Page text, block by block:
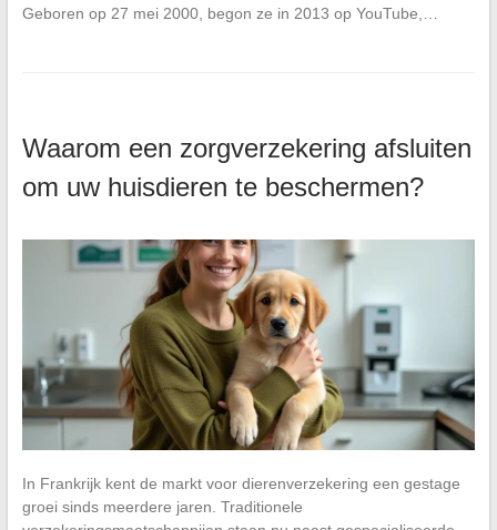
Geboren op 27 mei 2000, begon ze in 2013 op YouTube,…
Waarom een zorgverzekering afsluiten
om uw huisdieren te beschermen?
In Frankrijk kent de markt voor dierenverzekering een gestage
groei sinds meerdere jaren. Traditionele